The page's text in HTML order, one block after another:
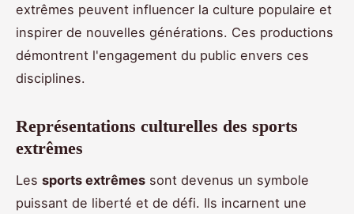
extrêmes peuvent influencer la culture populaire et
inspirer de nouvelles générations. Ces productions
démontrent l'engagement du public envers ces
disciplines.
Représentations culturelles des sports
extrêmes
Les sports extrêmes sont devenus un symbole
puissant de liberté et de défi. Ils incarnent une